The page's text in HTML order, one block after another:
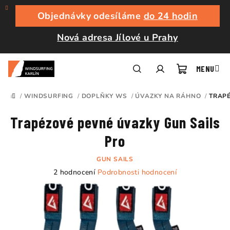
Přejít
obsah
Objednávky odesíláme do 24 hodin
Nová adresa Jílové u Prahy
košík
DOMŮ
/ WINDSURFING / DOPLŇKY WS / ÚVAZKY NA RÁHNO /
Trapézové pevné úvazky Gun Sails
Pro
GUN SAILS
Průměrné
hodnocení
produktu
je
5,0
z
2 hodnocení Podrobnosti hodnocení